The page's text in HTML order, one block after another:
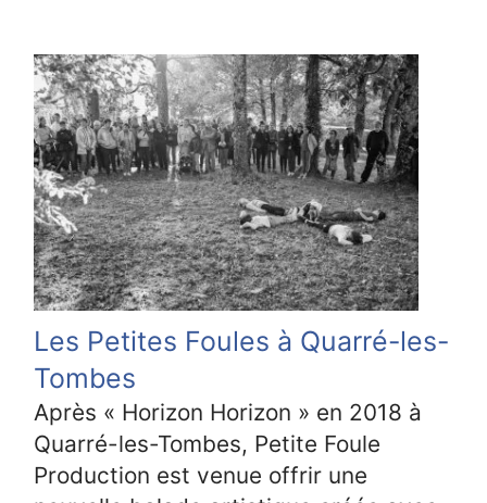
Les Petites Foules à Quarré-les-
Tombes
Après « Horizon Horizon » en 2018 à
Quarré-les-Tombes, Petite Foule
Production est venue offrir une